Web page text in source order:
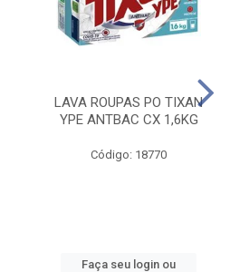
LAVA ROUPAS PO TIXAN
YPE ANTBAC CX 1,6KG
Código: 18770
Faça seu login ou